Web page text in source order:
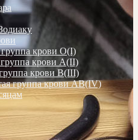
крови О(I)
крови А(II)
крови В(III)
группа крови АВ(IV)